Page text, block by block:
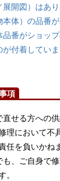
開図）はあり
体）の品番が
番がショップ
付着してい
項
せる方への
理において不
任を負いかね
、ご自身で